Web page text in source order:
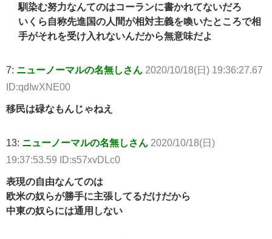
馴染む努力なんてのはコーランに書かれてないだろ
いくら自称先進国の人間が相対主義を喚いたところで相
手がそれを受け入れないんだから無意味だよ
7: ニューノーマルの名無しさん 2020/10/18(日) 19:36:27.67
ID:qdIwXNE00
移民は碌なもんじゃねえ
13: ニューノーマルの名無しさん 2020/10/18(日)
19:37:53.59 ID:s57xvDLc0
表現の自由なんてのは
欧米の奴らが勝手に主張してるだけだから
中東の奴らには通用しない